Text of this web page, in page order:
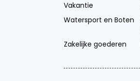
Vakantie
Watersport en Boten
Zakelijke goederen